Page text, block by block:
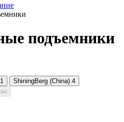
подъемники
1 ShiningBerg (China) 4